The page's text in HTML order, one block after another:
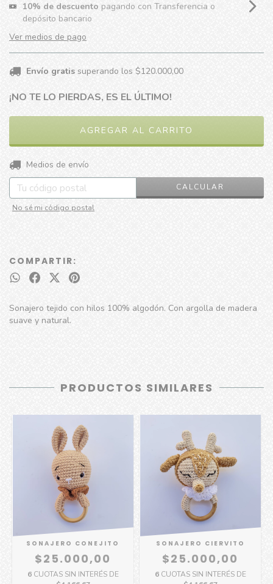
10% de descuento pagando con Transferencia o
depósito bancario
Ver medios de pago
Envío gratis superando los $120.000,00
¡NO TE LO PIERDAS, ES EL ÚLTIMO!
Entregas para el CP:
Medios de envío
CALCULAR
No sé mi código postal
COMPARTIR:
Sonajero tejido con hilos 100% algodón. Con argolla de madera
suave y natural.
PRODUCTOS SIMILARES
SONAJERO CONEJITO
$25.000,00
6 CUOTAS SIN INTERÉS DE
SONAJERO CIERVITO
$25.000,00
6 CUOTAS SIN INTERÉS DE